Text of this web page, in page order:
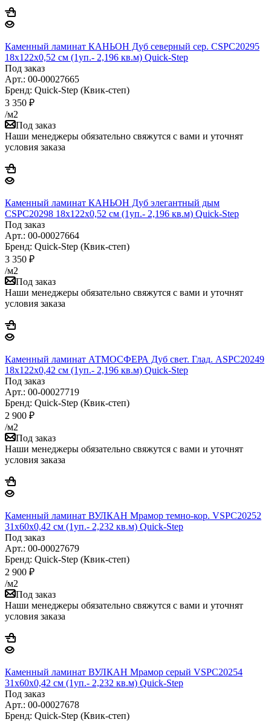
Каменный ламинат КАНЬОН Дуб северный сер. CSPC20295
18х122х0,52 см (1уп.- 2,196 кв.м) Quick-Step
Под заказ
Арт.: 00-00027665
Бренд: Quick-Step (Квик-степ)
3 350 ₽
/м2
Под заказ
Наши менеджеры обязательно свяжутся с вами и уточнят
условия заказа
Каменный ламинат КАНЬОН Дуб элегантный дым
CSPC20298 18х122х0,52 см (1уп.- 2,196 кв.м) Quick-Step
Под заказ
Арт.: 00-00027664
Бренд: Quick-Step (Квик-степ)
3 350 ₽
/м2
Под заказ
Наши менеджеры обязательно свяжутся с вами и уточнят
условия заказа
Каменный ламинат АТМОСФЕРА Дуб свет. Глад. ASPC20249
18х122х0,42 см (1уп.- 2,196 кв.м) Quick-Step
Под заказ
Арт.: 00-00027719
Бренд: Quick-Step (Квик-степ)
2 900 ₽
/м2
Под заказ
Наши менеджеры обязательно свяжутся с вами и уточнят
условия заказа
Каменный ламинат ВУЛКАН Мрамор темно-кор. VSPC20252
31х60х0,42 см (1уп.- 2,232 кв.м) Quick-Step
Под заказ
Арт.: 00-00027679
Бренд: Quick-Step (Квик-степ)
2 900 ₽
/м2
Под заказ
Наши менеджеры обязательно свяжутся с вами и уточнят
условия заказа
Каменный ламинат ВУЛКАН Мрамор серый VSPC20254
31х60х0,42 см (1уп.- 2,232 кв.м) Quick-Step
Под заказ
Арт.: 00-00027678
Бренд: Quick-Step (Квик-степ)